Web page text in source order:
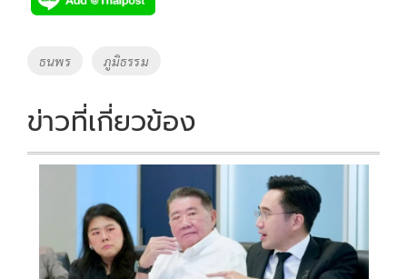
b
o
k
er y
Li
k
Tags
ธนพร ภูมิธรรม
ข่าวที่เกี่ยวข้อง